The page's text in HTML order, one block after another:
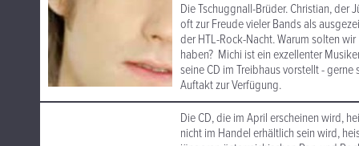
Die Tschuggnall-Brüder. Christian, der
oft zur Freude vieler Bands als
der HTL-Rock-Nacht. Warum solten
haben? Michi ist ein exzellenter
seine CD im Treibhaus vorstellt -
Auftakt zur Verfügung.
Die CD, die im April erscheinen wird,
nicht im Handel erhältlich sein wird,